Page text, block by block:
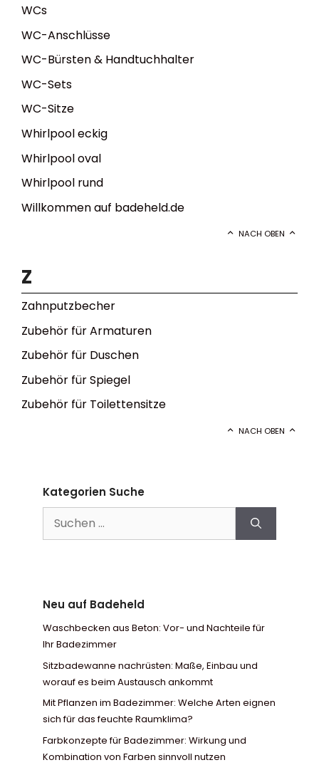
WCs
WC-Anschlüsse
WC-Bürsten & Handtuchhalter
WC-Sets
WC-Sitze
Whirlpool eckig
Whirlpool oval
Whirlpool rund
Willkommen auf badeheld.de
NACH OBEN
Z
Zahnputzbecher
Zubehör für Armaturen
Zubehör für Duschen
Zubehör für Spiegel
Zubehör für Toilettensitze
NACH OBEN
Kategorien Suche
nach:
Neu auf Badeheld
Waschbecken aus Beton: Vor- und Nachteile für
Ihr Badezimmer
Sitzbadewanne nachrüsten: Maße, Einbau und
worauf es beim Austausch ankommt
Mit Pflanzen im Badezimmer: Welche Arten eignen
sich für das feuchte Raumklima?
Farbkonzepte für Badezimmer: Wirkung und
Kombination von Farben sinnvoll nutzen